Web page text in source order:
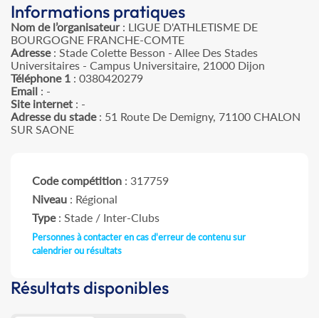
Informations pratiques
Nom de l’organisateur: LIGUE D'ATHLETISME DE
BOURGOGNE FRANCHE-COMTE
Adresse: Stade Colette Besson - Allee Des Stades
Universitaires - Campus Universitaire, 21000 Dijon
Téléphone 1 : 0380420279
Email : -
Site internet : -
Adresse du stade: 51 Route De Demigny, 71100 CHALON
SUR SAONE
Code compétition : 317759
Niveau : Régional
Type: Stade / Inter-Clubs
Personnes à contacter en cas d'erreur de contenu sur
calendrier ou résultats
Résultats disponibles